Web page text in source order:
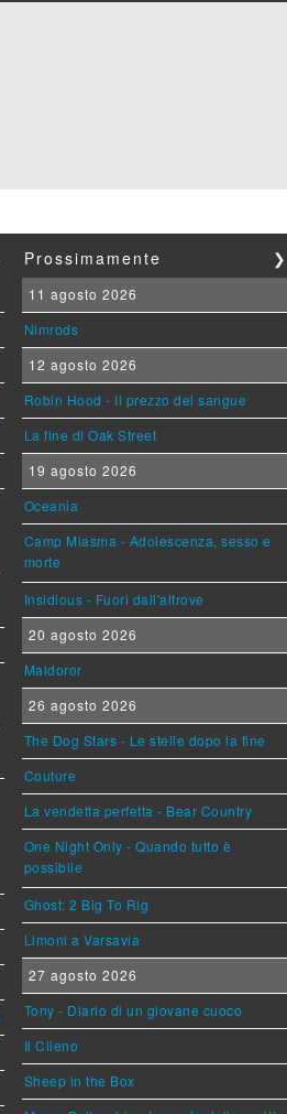
Prossimamente ❯
11 agosto 2026
Nimrods
12 agosto 2026
Robin Hood - Il prezzo del sangue
La fine di Oak Street
19 agosto 2026
Oceania
Camp Miasma - Adolescenza, sesso e
morte
Insidious - Fuori dall'altrove
20 agosto 2026
Maldoror
26 agosto 2026
The Dog Stars - Le stelle dopo la fine
Couture
La vendetta perfetta - Bear Country
One Night Only - Quando tutto è
possibile
Ghost: 2 Big To Rig
Limoni a Varsavia
27 agosto 2026
Tony - Diario di un giovane cuoco
Il Cileno
Sheep in the Box